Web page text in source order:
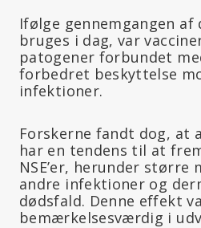
Ifølge gennemgangen af
bruges i dag, var
patogener forbundet
forbedret beskyttelse
infektioner.
Forskerne fandt dog, at
har en tendens til at
NSE’er, herunder
andre infektioner og
dødsfald. Denne effekt
bemærkelsesværdig i